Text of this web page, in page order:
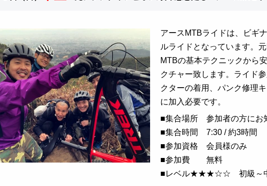
アースMTBライドは、ビギ
ルライドとなっています。
MTBの基本テクニックから
クチャー致します。 ライド
クターの着用、パンク修理
に加入必要です。
■集合場所 参加者の方にお
■集合時間 7:30 / 約3時間
■参加資格 会員様のみ
■参加費 無料
■レベル★★★☆☆ 初級～